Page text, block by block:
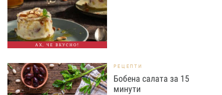
АХ, ЧЕ ВКУСНО!
РЕЦЕПТИ
Бобена салата за 15
минути